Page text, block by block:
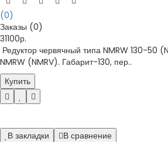
(0)
Заказы (0)
31100р.
Редуктор червячный типа NMRW 130-50
NMRW (NMRV). Габарит-130, пер..
Купить
В закладки В сравнение